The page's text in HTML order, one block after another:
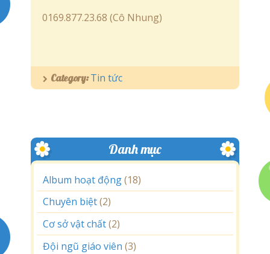
0169.877.23.68 (Cô Nhung)
Category:Tin tức
Danh mục
Album hoạt động(18)
Chuyên biệt(2)
Cơ sở vật chất(2)
Đội ngũ giáo viên (3)